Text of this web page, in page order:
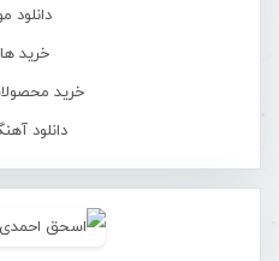
دانلود
خرید
خرید
دانلود